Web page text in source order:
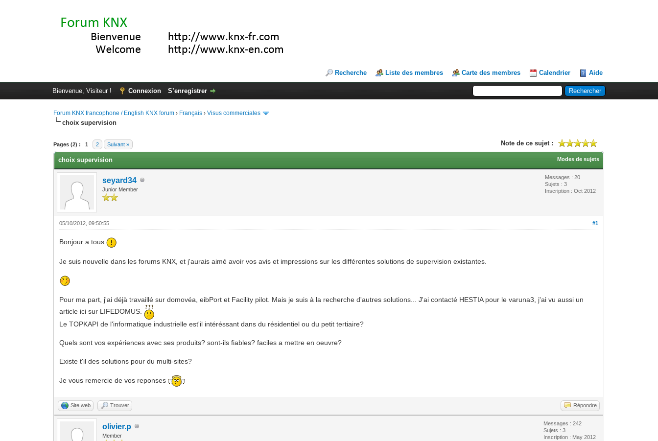
Recherche Liste des membres Carte des membres Calendrier Aide
Bienvenue, Visiteur ! Connexion S’enregistrer
Forum KNX francophone / English KNX forum › Français ›Visus commerciales
choix supervision
Pages (2) : 1 2 Suivant » Note de ce sujet :
Moyenne : 5 (1 vote(s))
1
2
3
4
5
Modes de sujets
choix supervision
seyard34
Junior Member
Messages : 20
Sujets : 3
Inscription : Oct 2012
#1
05/10/2012, 09:50:55
Bonjour a tous
Je suis nouvelle dans les forums KNX, et j'aurais aimé avoir vos avis et impressions sur les différentes solutions de supervision existantes.
Pour ma part, j'ai déjà travaillé sur domovéa, eibPort et Facility pilot. Mais je suis à la recherche d'autres solutions... J'ai contacté HESTIA pour le varuna3, j'ai vu aussi un
article ici sur LIFEDOMUS.
Le TOPKAPI de l'informatique industrielle est'il intéréssant dans du résidentiel ou du petit tertiaire?
Quels sont vos expériences avec ses produits? sont-ils fiables? faciles a mettre en oeuvre?
Existe t'il des solutions pour du multi-sites?
Je vous remercie de vos reponses
Site web Trouver Répondre
olivier.p
Member
Messages : 242
Sujets : 3
Inscription : May 2012